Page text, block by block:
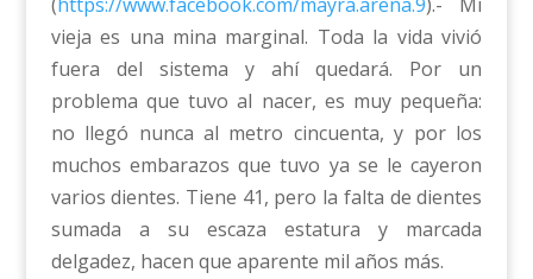
vieja es una mina marginal. Toda la vida vivió
fuera del sistema y ahí quedará. Por un
problema que tuvo al nacer, es muy pequeña:
no llegó nunca al metro cincuenta, y por los
muchos embarazos que tuvo ya se le cayeron
varios dientes. Tiene 41, pero la falta de dientes
sumada a su escaza estatura y marcada
delgadez, hacen que aparente mil años más.